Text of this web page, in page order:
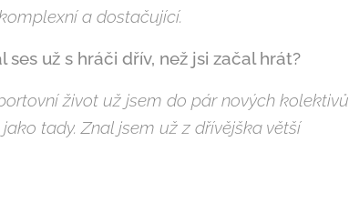
a dostačující.
už s hráči dřív, než jsi začal hrát?
život už jsem do pár nových kolektivů
tady. Znal jsem už z dřívějška větší